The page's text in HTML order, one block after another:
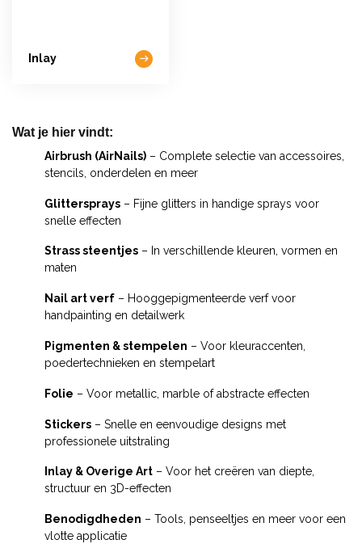
Inlay
Wat je hier vindt:
Airbrush (AirNails) – Complete selectie van accessoires,
stencils, onderdelen en meer
Glittersprays – Fijne glitters in handige sprays voor
snelle effecten
Strass steentjes – In verschillende kleuren, vormen en
maten
Nail art verf – Hooggepigmenteerde verf voor
handpainting en detailwerk
Pigmenten & stempelen – Voor kleuraccenten,
poedertechnieken en stempelart
Folie – Voor metallic, marble of abstracte effecten
Stickers – Snelle en eenvoudige designs met
professionele uitstraling
Inlay & Overige Art – Voor het creëren van diepte,
structuur en 3D-effecten
Benodigdheden – Tools, penseeltjes en meer voor een
vlotte applicatie